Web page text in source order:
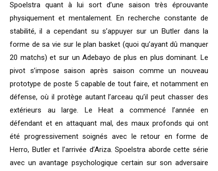
Spoelstra quant à lui sort d’une saison très éprouvante
physiquement et mentalement. En recherche constante de
stabilité, il a cependant su s’appuyer sur un Butler dans la
forme de sa vie sur le plan basket (quoi qu’ayant dû manquer
20 matchs) et sur un Adebayo de plus en plus dominant. Le
pivot s’impose saison après saison comme un nouveau
prototype de poste 5 capable de tout faire, et notamment en
défense, où il protège autant l’arceau qu’il peut chasser des
extérieurs au large. Le Heat a commencé l’année en
défendant et en attaquant mal, des maux profonds qui ont
été progressivement soignés avec le retour en forme de
Herro, Butler et l’arrivée d’Ariza. Spoelstra aborde cette série
avec un avantage psychologique certain sur son adversaire